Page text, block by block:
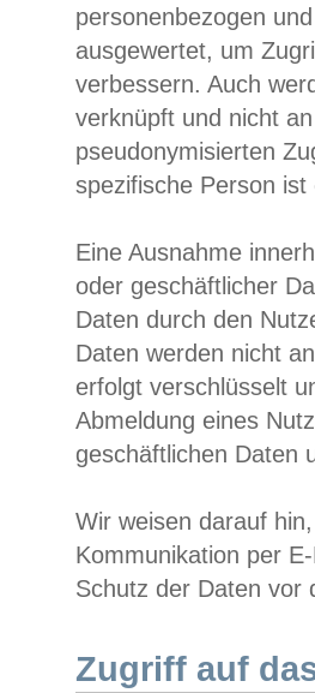
personenbezogen
ausgewertet, um
verbessern. Auch
verknüpft und nicht
pseudonymisierten
spezifische Person
Eine Ausnahme
oder geschäftlicher
Daten durch den
Daten werden nicht
erfolgt verschlüsselt
Abmeldung eines
geschäftlichen Daten
Wir weisen darauf
Kommunikation per
Schutz der Daten vor
Zugriff auf